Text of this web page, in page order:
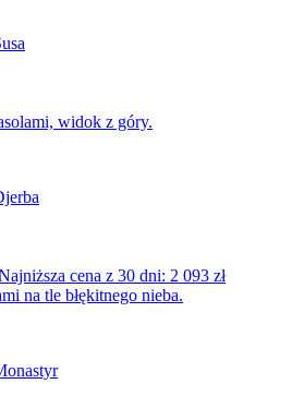
cena z 30 dni: 2 093 zł